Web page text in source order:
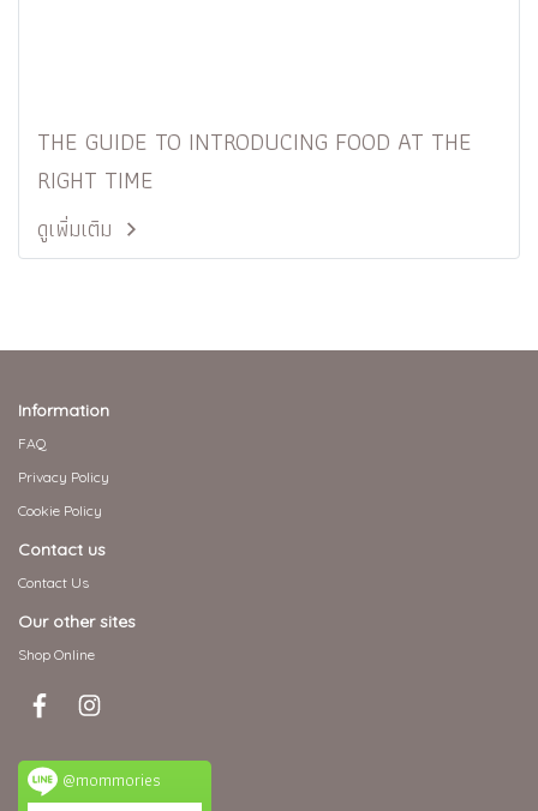
THE GUIDE TO INTRODUCING FOOD AT THE
RIGHT TIME
ดูเพิ่มเติม
Information
FAQ
Privacy Policy
Cookie Policy
Contact us
Contact Us
Our other sites
Shop Online
@mommories